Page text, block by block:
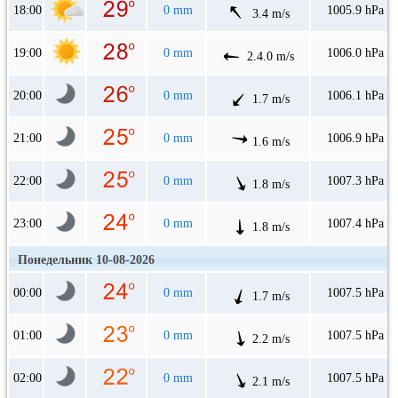
18:00 0 mm 3.4 m/s 1005.9 hPa
19:00 0 mm 2.4.0 m/s 1006.0 hPa
20:00 0 mm 1.7 m/s 1006.1 hPa
21:00 0 mm 1.6 m/s 1006.9 hPa
22:00 0 mm 1.8 m/s 1007.3 hPa
23:00 0 mm 1.8 m/s 1007.4 hPa
Понедельник 10-08-2026
00:00 0 mm 1.7 m/s 1007.5 hPa
01:00 0 mm 2.2 m/s 1007.5 hPa
02:00 0 mm 2.1 m/s 1007.5 hPa